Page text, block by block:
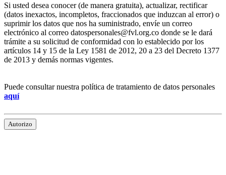
Si usted desea conocer (de manera gratuita), actualizar, rectificar
(datos inexactos, incompletos, fraccionados que induzcan al error) o
suprimir los datos que nos ha suministrado, envíe un correo
electrónico al correo datospersonales@fvl.org.co donde se le dará
trámite a su solicitud de conformidad con lo establecido por los
artículos 14 y 15 de la Ley 1581 de 2012, 20 a 23 del Decreto 1377
de 2013 y demás normas vigentes.
Puede consultar nuestra política de tratamiento de datos personales
aquí
Autorizo